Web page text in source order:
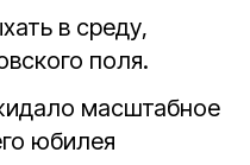
в среду,
поля.
масштабное
юбилея